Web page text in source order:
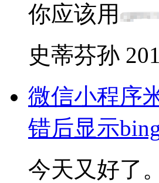
你应该用
史蒂芬孙
微信小程序
错后显示
今天又好了